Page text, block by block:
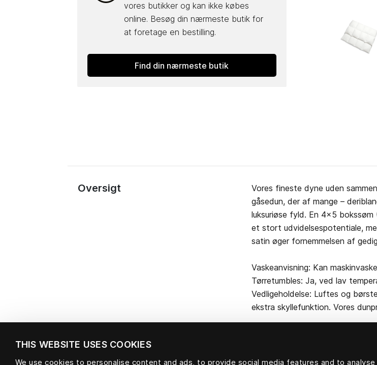
THIS WEBSITE USES COOKIES
We use cookies to personalise content and ads, to provide social media features and to
vores butikker og kan ikke købes
online. Besøg din nærmeste butik for
at foretage en bestilling.
Find din nærmeste butik
Oversigt
Vores fineste dyne uden
gåsedun, der af mange –
luksuriøse fyld. En 4×5
et stort udvidelsespotentiale,
satin øger fornemmelsen af
Vaskeanvisning: Kan
Tørretumbles: Ja, ved lav
Vedligeholdelse: Luftes og
ekstra skyllefunktion. Vores